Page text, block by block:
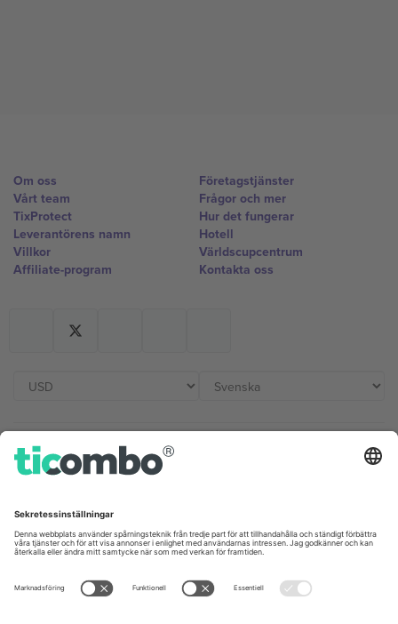
Om oss
Vårt team
TixProtect
Leverantörens namn
Villkor
Affiliate-program
Företagstjänster
Frågor och mer
Hur det fungerar
Hotell
Världscupcentrum
Kontakta oss
Kontor och support
Unter den Linden 24, 10117
Berlin, Germany
London, EC1V 1AW, United
Kingdom
United States
Switzerland